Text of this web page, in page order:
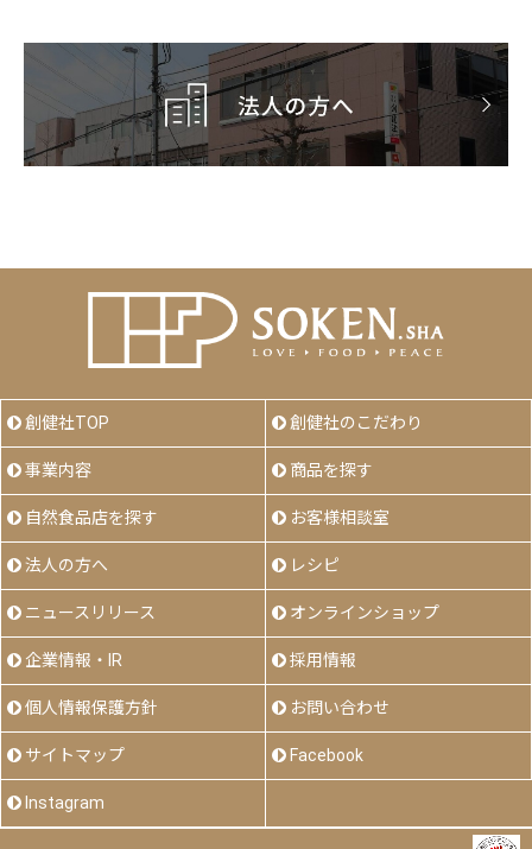
創健社TOP 創健社のこだわり
事業内容 商品を探す
自然食品店を探す お客様相談室
法人の方へ レシピ
ニュースリリース オンラインショップ
企業情報・IR 採用情報
個人情報保護方針 お問い合わせ
サイトマップ Facebook
Instagram